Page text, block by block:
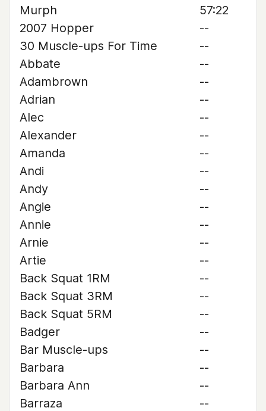
Murph
57:22
2007 Hopper
--
30 Muscle-ups For Time
--
Abbate
--
Adambrown
--
Adrian
--
Alec
--
Alexander
--
Amanda
--
Andi
--
Andy
--
Angie
--
Annie
--
Arnie
--
Artie
--
Back Squat 1RM
--
Back Squat 3RM
--
Back Squat 5RM
--
Badger
--
Bar Muscle-ups
--
Barbara
--
Barbara Ann
--
Barraza
--